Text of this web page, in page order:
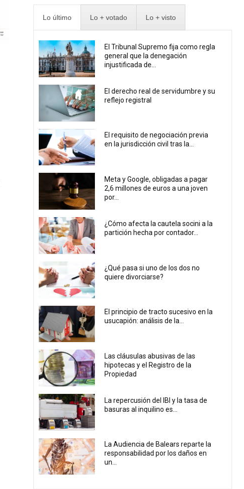
Lo último Lo + votado Lo + visto
El Tribunal Supremo fija como regla
general que la denegación
injustificada de...
El derecho real de servidumbre y su
reflejo registral
El requisito de negociación previa
en la jurisdicción civil tras la...
Meta y Google, obligadas a pagar
2,6 millones de euros a una joven
por...
¿Cómo afecta la cautela socini a la
partición hecha por contador...
¿Qué pasa si uno de los dos no
quiere divorciarse?
El principio de tracto sucesivo en la
usucapión: análisis de la...
Las cláusulas abusivas de las
hipotecas y el Registro de la
Propiedad
La repercusión del IBI y la tasa de
basuras al inquilino es...
La Audiencia de Balears reparte la
responsabilidad por los daños en
un...